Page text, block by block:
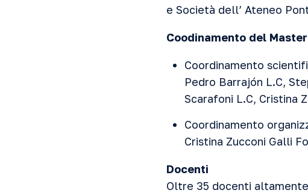
e Società dell’ Ateneo
Coodinamento del Master
Coordinamento
Pedro Barrajón L.C,
Scarafoni L.C, Cristina
Coordinamento
Cristina Zucconi Galli
Docenti
Oltre 35 docenti